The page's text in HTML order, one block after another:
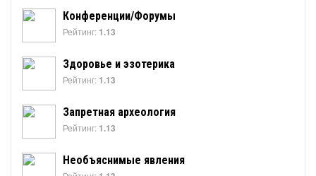
Конференции/Форумы
Рейтинг: 1.13
Здоровье и эзотерика
Рейтинг: 1.13
Запретная археология
Рейтинг: 1.13
Необъяснимые явления